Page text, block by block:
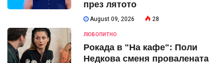
през лятото
August 09, 2026 28
ЛЮБОПИТНО
Рокада в "На кафе": Поли
Недкова сменя провалената